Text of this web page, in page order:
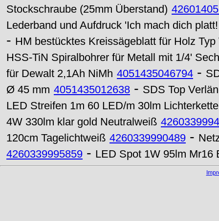
Stockschraube (25mm Überstand)
Lederband und Aufdruck 'Ich mach dich
- HM bestücktes Kreissägeblatt für Holz
HSS-TiN Spiralbohrer für Metall mit 1/4'
für Dewalt 2,1Ah NiMh 4051435046794 -
Ø 45 mm 4051435012638 - SDS Top
LED Streifen 1m 60 LED/m 30lm
4W 330lm klar gold Neutralweiß
120cm Tagelichtweiß 4260339990489 -
4260339995859 - LED Spot 1W 95lm Mr16